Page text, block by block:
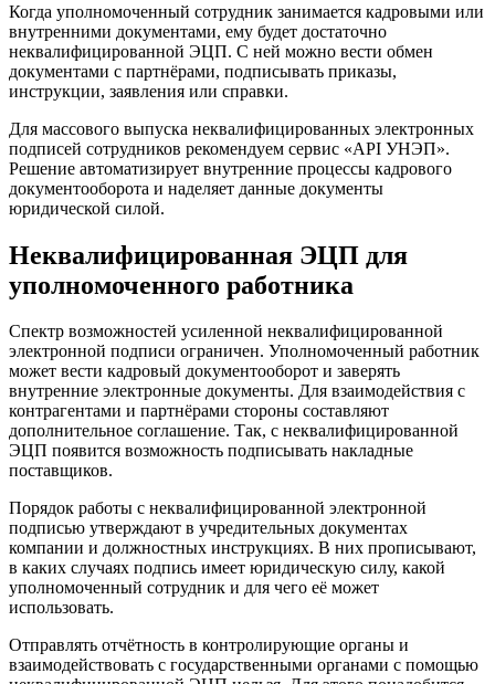
Когда уполномоченный сотрудник занимается кадровыми или
внутренними документами, ему будет достаточно
неквалифицированной ЭЦП. С ней можно вести обмен
документами с партнёрами, подписывать приказы,
инструкции, заявления или справки.
Для массового выпуска неквалифицированных электронных
подписей сотрудников рекомендуем сервис «API УНЭП».
Решение автоматизирует внутренние процессы кадрового
документооборота и наделяет данные документы
юридической силой.
Неквалифицированная ЭЦП для
уполномоченного работника
Спектр возможностей усиленной неквалифицированной
электронной подписи ограничен. Уполномоченный работник
может вести кадровый документооборот и заверять
внутренние электронные документы. Для взаимодействия с
контрагентами и партнёрами стороны составляют
дополнительное соглашение. Так, с неквалифицированной
ЭЦП появится возможность подписывать накладные
поставщиков.
Порядок работы с неквалифицированной электронной
подписью утверждают в учредительных документах
компании и должностных инструкциях. В них прописывают,
в каких случаях подпись имеет юридическую силу, какой
уполномоченный сотрудник и для чего её может
использовать.
Отправлять отчётность в контролирующие органы и
взаимодействовать с государственными органами с помощью